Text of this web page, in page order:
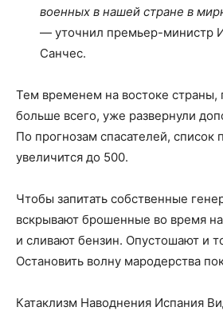
военных в нашей стране в
— уточнил премьер-министр
Санчес.
Тем временем на востоке страны,
больше всего, уже развернули
По прогнозам спасателей, список
увеличится до 500.
Чтобы запитать собственные
вскрывают брошенные во время
и сливают бензин. Опустошают и
Остановить волну мародерства
Катаклизм Наводнения Испания